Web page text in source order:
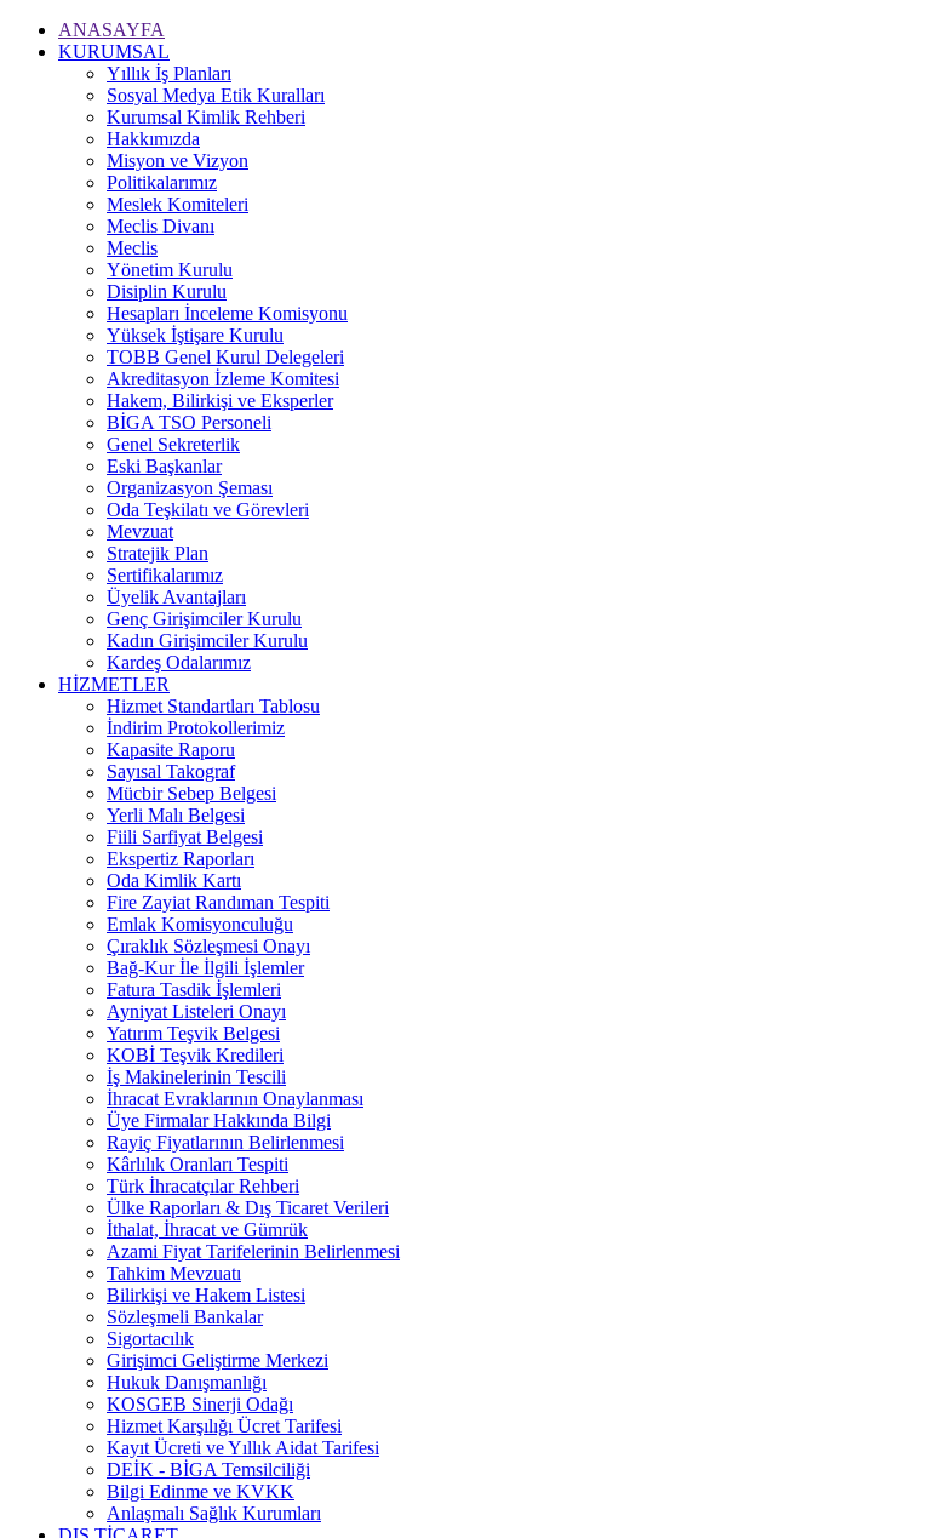
ANASAYFA
KURUMSAL
Yıllık İş Planları
Sosyal Medya Etik Kuralları
Kurumsal Kimlik Rehberi
Hakkımızda
Misyon ve Vizyon
Politikalarımız
Meslek Komiteleri
Meclis Divanı
Meclis
Yönetim Kurulu
Disiplin Kurulu
Hesapları İnceleme Komisyonu
Yüksek İştişare Kurulu
TOBB Genel Kurul Delegeleri
Akreditasyon İzleme Komitesi
Hakem, Bilirkişi ve Eksperler
BİGA TSO Personeli
Genel Sekreterlik
Eski Başkanlar
Organizasyon Şeması
Oda Teşkilatı ve Görevleri
Mevzuat
Stratejik Plan
Sertifikalarımız
Üyelik Avantajları
Genç Girişimciler Kurulu
Kadın Girişimciler Kurulu
Kardeş Odalarımız
HİZMETLER
Hizmet Standartları Tablosu
İndirim Protokollerimiz
Kapasite Raporu
Sayısal Takograf
Mücbir Sebep Belgesi
Yerli Malı Belgesi
Fiili Sarfiyat Belgesi
Ekspertiz Raporları
Oda Kimlik Kartı
Fire Zayiat Randıman Tespiti
Emlak Komisyonculuğu
Çıraklık Sözleşmesi Onayı
Bağ-Kur İle İlgili İşlemler
Fatura Tasdik İşlemleri
Ayniyat Listeleri Onayı
Yatırım Teşvik Belgesi
KOBİ Teşvik Kredileri
İş Makinelerinin Tescili
İhracat Evraklarının Onaylanması
Üye Firmalar Hakkında Bilgi
Rayiç Fiyatlarının Belirlenmesi
Kârlılık Oranları Tespiti
Türk İhracatçılar Rehberi
Ülke Raporları & Dış Ticaret Verileri
İthalat, İhracat ve Gümrük
Azami Fiyat Tarifelerinin Belirlenmesi
Tahkim Mevzuatı
Bilirkişi ve Hakem Listesi
Sözleşmeli Bankalar
Sigortacılık
Girişimci Geliştirme Merkezi
Hukuk Danışmanlığı
KOSGEB Sinerji Odağı
Hizmet Karşılığı Ücret Tarifesi
Kayıt Ücreti ve Yıllık Aidat Tarifesi
DEİK - BİGA Temsilciliği
Bilgi Edinme ve KVKK
Anlaşmalı Sağlık Kurumları